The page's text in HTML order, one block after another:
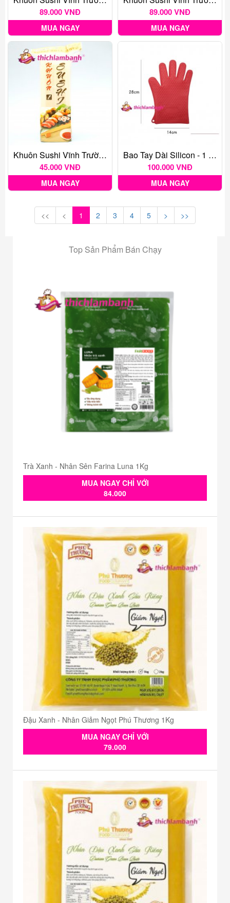
89.000 VNĐ
MUA NGAY
89.000 VNĐ
MUA NGAY
Khuôn Sushi Vĩnh Trường (mẫu Số 1)
45.000 VNĐ
MUA NGAY
Bao Tay Dài Silicon - 1 Cặp 2 Cái
100.000 VNĐ
MUA NGAY
<< < 1 2 3 4 5 > >>
Top Sản Phẩm Bán Chạy
Trà Xanh - Nhân Sên Farina Luna 1Kg
MUA NGAY CHỈ VỚI
84.000
Đậu Xanh - Nhân Giảm Ngọt Phú Thương 1Kg
MUA NGAY CHỈ VỚI
79.000